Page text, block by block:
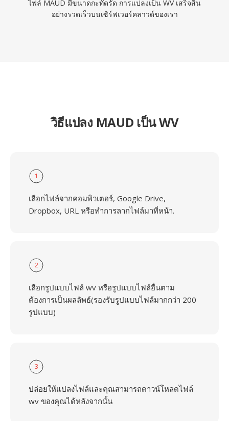
ไฟล์ MAUD มีขนาดกะทัดรัด การแปลงเป็น WV เสร็จสิ้น
อย่างรวดเร็วบนเซิร์ฟเวอร์คลาวด์ของเรา
วิธีแปลง MAUD เป็น WV
1
เลือกไฟล์จากคอมพิวเตอร์, Google Drive,
Dropbox, URL หรือทำการลากไฟล์มาที่หน้า.
2
เลือกรูปแบบไฟล์ wv หรือรูปแบบไฟล์อื่นตาม
ต้องการเป็นผลลัพธ์(รองรับรูปแบบไฟล์มากกว่า 200
รูปแบบ)
3
ปล่อยให้แปลงไฟล์และคุณสามารถดาวน์โหลดไฟล์
wv ของคุณได้หลังจากนั้น